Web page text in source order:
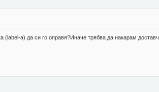
a) да си го оправя?Иначе трябва да накарам